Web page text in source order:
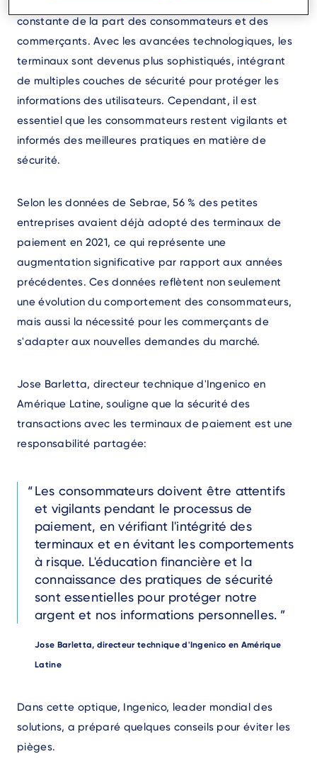
constante de la part des consommateurs et des
commerçants. Avec les avancées technologiques, les
terminaux sont devenus plus sophistiqués, intégrant
de multiples couches de sécurité pour protéger les
informations des utilisateurs. Cependant, il est
essentiel que les consommateurs restent vigilants et
informés des meilleures pratiques en matière de
sécurité.
Selon les données de Sebrae, 56 % des petites
entreprises avaient déjà adopté des terminaux de
paiement en 2021, ce qui représente une
augmentation significative par rapport aux années
précédentes. Ces données reflètent non seulement
une évolution du comportement des consommateurs,
mais aussi la nécessité pour les commerçants de
s'adapter aux nouvelles demandes du marché.
Jose Barletta, directeur technique d'Ingenico en
Amérique Latine, souligne que la sécurité des
transactions avec les terminaux de paiement est une
responsabilité partagée:
Text
Les consommateurs doivent être attentifs
et vigilants pendant le processus de
paiement, en vérifiant l'intégrité des
terminaux et en évitant les comportements
à risque. L'éducation financière et la
connaissance des pratiques de sécurité
sont essentielles pour protéger notre
argent et nos informations personnelles.
Author
Jose Barletta, directeur technique d'Ingenico en Amérique
Latine
Text
Dans cette optique, Ingenico, leader mondial des
solutions, a préparé quelques conseils pour éviter les
pièges.